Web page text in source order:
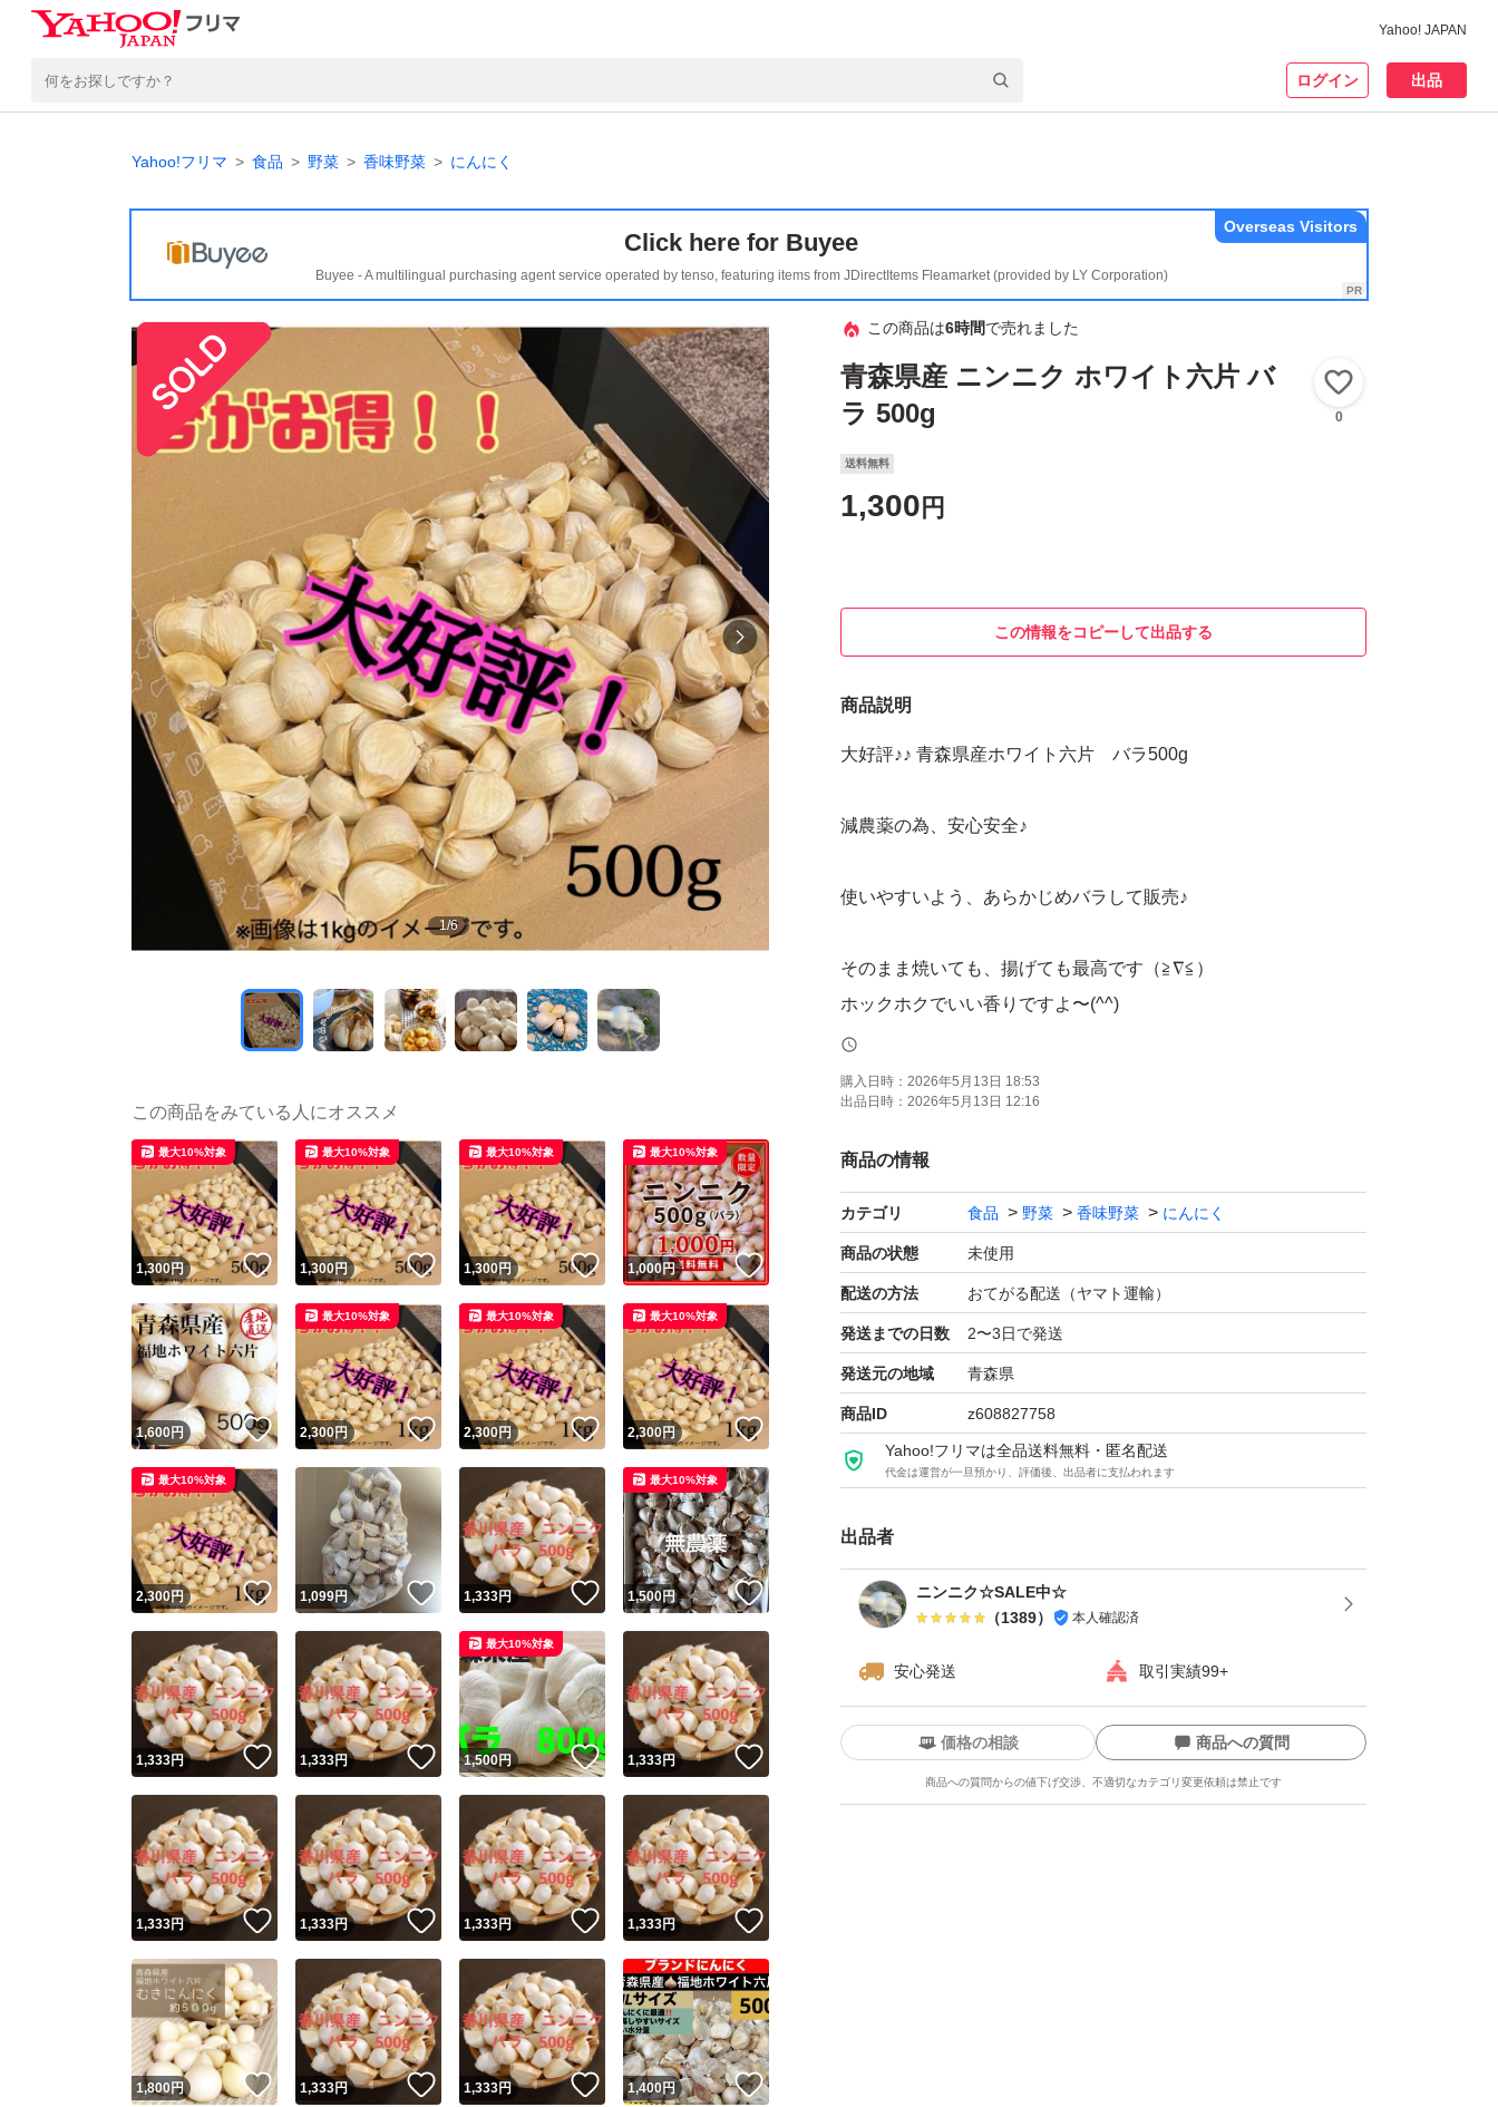
Yahoo! JAPAN
ログイン 出品
Yahoo!フリマ 食品 野菜 香味野菜 にんにく
Click here for Buyee
Buyee - A multilingual purchasing agent service operated by tenso, featuring items from JDirectItems Fleamarket (provided by LY Corporation)
Overseas Visitors
1/6
この商品は6時間で売れました
青森県産 ニンニク ホワイト六片 バ
ラ 500g
0
送料無料
1,300 円
この情報をコピーして出品する
商品説明
大好評♪♪ 青森県産ホワイト六片 バラ500g
減農薬の為、安心安全♪
使いやすいよう、あらかじめバラして販売♪
そのまま焼いても、揚げても最高です（≧∇≦）
ホックホクでいい香りですよ〜(^^)
黒ニンニクにも最適です！！
品質、大きめを求めるならコチラで間違いなし♪
悪い評価0を目指してます！！
ギリギリのお値段ですのでお値引きなしで（ ; ; ）
早めの発送を心がけております♪
人の手で丁寧に選別しておりますが、ダンボールに入れ
配送しますので揺れ、長時間密封により
このような症状が出る可能性があります。
送料、資材の高騰によりネコポスに変更しました！
宜しくお願い致します♪
購入日時： 2026年5月13日 18:53
出品日時： 2026年5月13日 12:16
商品の情報
カテゴリ 食品 野菜 香味野菜 にんにく
商品の状態 未使用
配送の方法 おてがる配送（ヤマト運輸）
発送までの日数 2〜3日で発送
発送元の地域 青森県
商品ID z608827758
Yahoo!フリマは全品送料無料・匿名配送
代金は運営が一旦預かり、評価後、出品者に支払われます
出品者
ニンニク☆SALE中☆
（1389） 本人確認済
安心発送 取引実績99+
価格の相談 商品への質問
商品への質問からの値下げ交渉、不適切なカテゴリ変更依頼は禁止です
この商品をみている人にオススメ
1,300円 いいね！
最大10%対象
1,300円 いいね！
最大10%対象
1,300円 いいね！
最大10%対象
1,000円
最大10%対象
1,600円 いいね！
2,300円 いいね！
最大10%対象
2,300円 いいね！
最大10%対象
2,300円
最大10%対象
2,300円 いいね！
最大10%対象
1,099円 いいね！
1,333円 いいね！
1,500円 いいね！
最大10%対象
1,333円 いいね！
1,333円 いいね！
1,500円 いいね！
最大10%対象
1,333円
1,333円 いいね！
1,333円 いいね！
1,333円 いいね！
1,333円
1,800円 いいね！
1,333円 いいね！
1,333円 いいね！
1,400円 いいね！